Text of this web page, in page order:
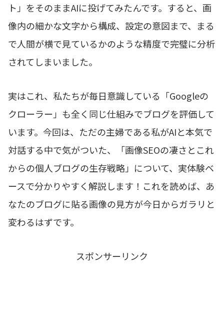
ト」をそのままAIに投げてみたんです。すると、画
像内の細かな文字から構成、設定の意図まで、まる
で人間が横で見ているかのような精度で完璧に分析
されてしまいました。
実はこれ、私たちが毎日意識している「Googleの
クローラー」も全く同じ仕組みでブログを評価して
います。今回は、ただの主婦である私がAIと本気で
対話する中で気がついた、「画像SEOの凄さとこれ
からの個人ブログの生存戦略」について、実体験ベ
ースで分かりやすく解説します！これを読めば、あ
なたのブログに貼る画像の見方が今日からガラリと
変わるはずです。
スポンサーリンク